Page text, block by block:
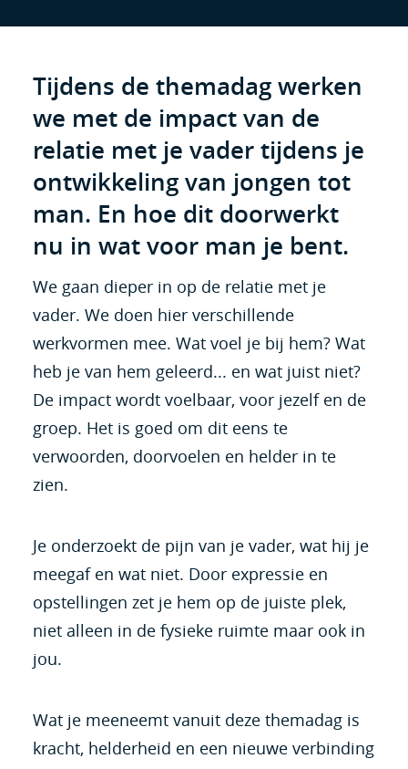
Tijdens de themadag werken
we met de impact van de
relatie met je vader tijdens je
ontwikkeling van jongen tot
man. En hoe dit doorwerkt
nu in wat voor man je bent.
We gaan dieper in op de relatie met je
vader. We doen hier verschillende
werkvormen mee. Wat voel je bij hem? Wat
heb je van hem geleerd... en wat juist niet?
De impact wordt voelbaar, voor jezelf en de
groep. Het is goed om dit eens te
verwoorden, doorvoelen en helder in te
zien.
Je onderzoekt de pijn van je vader, wat hij je
meegaf en wat niet. Door expressie en
opstellingen zet je hem op de juiste plek,
niet alleen in de fysieke ruimte maar ook in
jou.
Wat je meeneemt vanuit deze themadag is
kracht, helderheid en een nieuwe verbinding